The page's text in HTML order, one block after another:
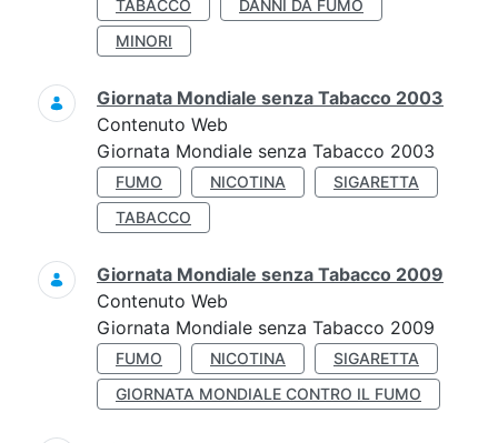
TABACCO
DANNI DA FUMO
MINORI
Giornata Mondiale senza Tabacco 2003
Contenuto Web
Giornata Mondiale senza Tabacco 2003
FUMO NICOTINA
SIGARETTA
TABACCO
Giornata Mondiale senza Tabacco 2009
Contenuto Web
Giornata Mondiale senza Tabacco 2009
FUMO NICOTINA
SIGARETTA
GIORNATA MONDIALE CONTRO IL FUMO